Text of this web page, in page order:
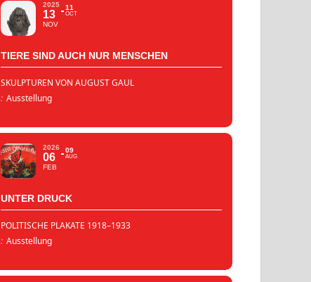
2025
13
NOV
11
OCT
TIERE SIND AUCH NUR MENSCHEN
SKULPTUREN VON AUGUST GAUL
: Ausstellung
2026
06
FEB
09
AUG
UNTER DRUCK
POLITISCHE PLAKATE 1918–1933
: Ausstellung